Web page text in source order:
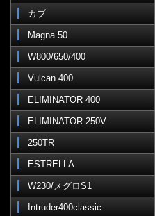
カブ
Magna 50
W800/650/400
Vulcan 400
ELIMINATOR 400
ELIMINATOR 250V
250TR
ESTRELLA
W230/メグロS1
Intruder400classic